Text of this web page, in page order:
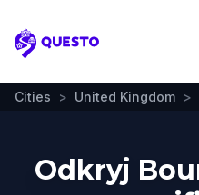
Questo
Cities > United Kingdom >
Odkryj